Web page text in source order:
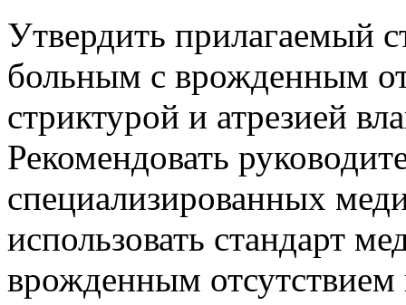
Утвердить прилагаемый
больным с врожденным
стриктурой и атрезией
Рекомендовать
специализированных
использовать стандарт
врожденным отсутствием